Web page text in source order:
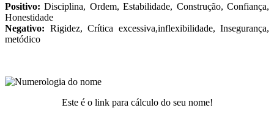
Positivo: Disciplina, Ordem, Estabilidade, Construção, Confiança,
Honestidade
Negativo: Rigidez, Crítica excessiva,inflexibilidade, Insegurança,
metódico
Este é o link para cálculo do seu nome!